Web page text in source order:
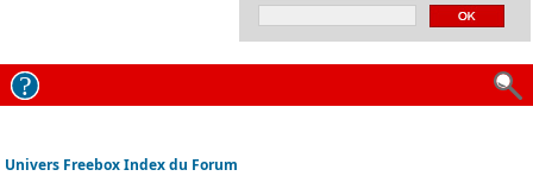
Univers Freebox Index du Forum